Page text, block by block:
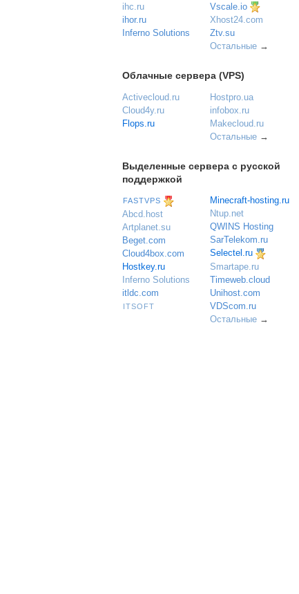
ihc.ru
ihor.ru
Inferno Solutions
Vscale.io
Xhost24.com
Ztv.su
Остальные →
Облачные сервера (VPS)
Activecloud.ru
Cloud4y.ru
Flops.ru
Hostpro.ua
infobox.ru
Makecloud.ru
Остальные →
Выделенные сервера с русской
поддержкой
FASTVPS
Abcd.host
Artplanet.su
Beget.com
Cloud4box.com
Hostkey.ru
Inferno Solutions
itldc.com
ITSOFT
Minecraft-hosting.ru
Ntup.net
QWINS Hosting
SarTelekom.ru
Selectel.ru
Smartape.ru
Timeweb.cloud
Unihost.com
VDScom.ru
Остальные →